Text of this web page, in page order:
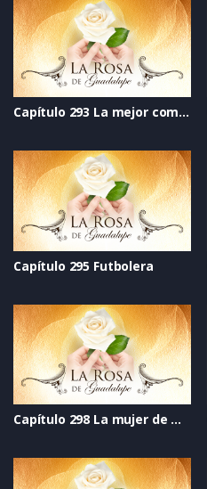
Capítulo 293 La mejor compañía
Capítulo 295 Futbolera
Capítulo 298 La mujer de mi vida